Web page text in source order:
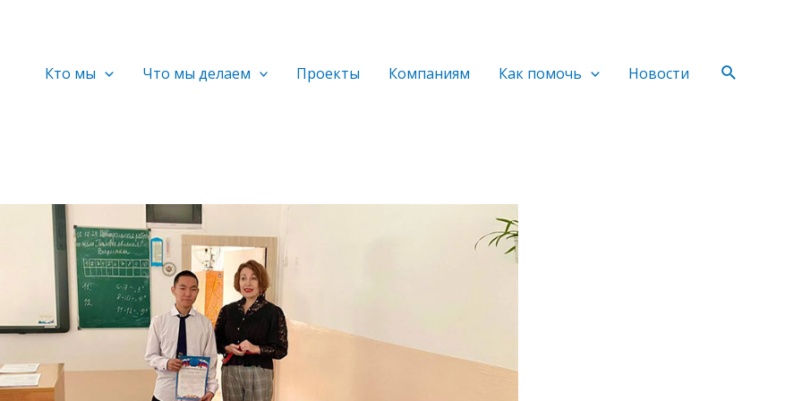
Кто мы Что мы делаем Проекты Компаниям Как помочь Новости Поиск